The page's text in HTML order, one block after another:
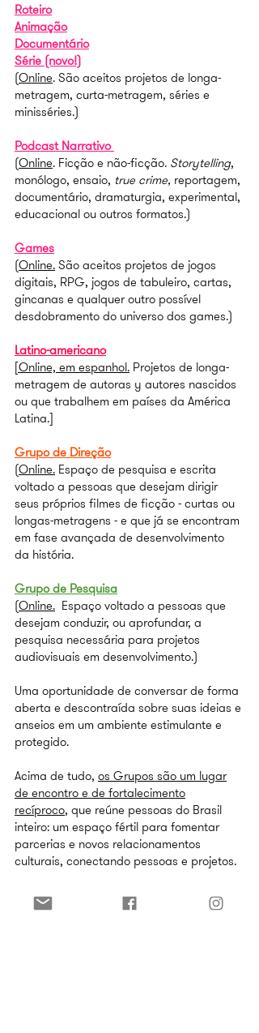
Roteiro
Animação
Documentário
Série (novo!)
(Online.São aceitos projetos de longa-
metragem, curta-metragem, séries e
minisséries.)
Podcast Narrativo
(Online. Ficção e não-ficção. Storytelling,
monólogo, ensaio, true crime, reportagem,
documentário, dramaturgia, experimental,
educacional ou outros formatos.)
Games
(Online.São aceitos projetos de jogos
digitais, RPG, jogos de tabuleiro, cartas,
gincanas e qualquer outro possível
desdobramento do universo dos games.)
Latino-americano
[Online, em espanhol. Projetos de longa-
metragem de autoras y autores nascidos
ou que trabalhem em países da América
Latina.]
Grupo de Direção
(Online. Espaço de pesquisa e escrita
voltado a pessoas que desejam dirigir
seus próprios filmes de ficção - curtas ou
longas-metragens - e que já se encontram
em fase avançada de desenvolvimento
da história.
Grupo de Pesquisa
(Online. Espaço voltado a pessoas que
desejam conduzir, ou aprofundar, a
pesquisa necessária para projetos
audiovisuais em desenvolvimento.)
Uma oportunidade de conversar de forma
aberta e descontraída sobre suas ideias e
anseios em um ambiente estimulante e
protegido.
Acima de tudo, os Grupos são um lugar
de encontro e de fortalecimento
recíproco, que reúne pessoas do Brasil
inteiro: um espaço fértil para fomentar
parcerias e novos relacionamentos
culturais, conectando pessoas e projetos.
Temos também os
Grupos Avançados
de Desenvolvimento